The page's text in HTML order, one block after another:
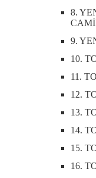
8.
9.
10.
11.
12.
13.
14.
15.
16.